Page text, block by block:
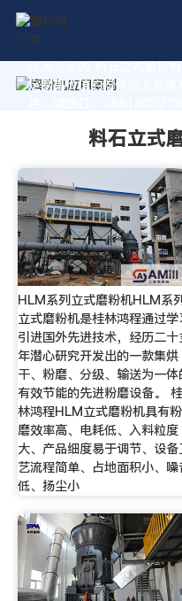
作为专业的 料石立式磨粉
定制高价值的粉体加工系统
料石立式
HLM系列立式磨粉机HLM系
立式磨粉机是桂林鸿程通过学
引进国外先进技术，经历二十
年潜心研究开发出的一款集烘
干、粉磨、分级、输送为一体
有效节能的先进粉磨设备。 桂
林鸿程HLM立式磨粉机具有粉
磨效率高、电耗低、入料粒度
大、产品细度易于调节、设备
艺流程简单、占地面积小、噪
低、扬尘小